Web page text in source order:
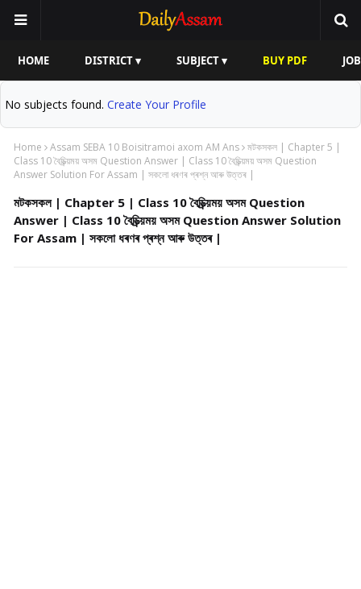
HOME DISTRICT ▾ SUBJECT ▾ BUY PDF
No subjects found. Create Your Profile
Home Assam SEBA 10 Boisitramoi axom AM Ans মটকসকল | Chapter 5 |
Class 10 বৈচিত্ৰ্য়ময় অসম Question Answer | Class 10 বৈচিত্ৰ্য়ময় অসম Question
Answer Solution For Assam | সকলো ধৰণৰ প্ৰশ্ন আৰু উত্তৰ |
মটকসকল | Chapter 5 | Class 10 বৈচিত্ৰ্য়ময় অসম Question
Answer | Class 10 বৈচিত্ৰ্য়ময় অসম Question Answer Solution
For Assam | সকলো ধৰণৰ প্ৰশ্ন আৰু উত্তৰ |